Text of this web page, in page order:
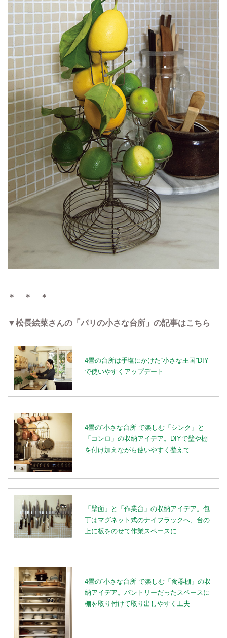
＊ ＊ ＊
▼松長絵菜さんの「パリの小さな台所」の記事はこちら
4畳の台所は手塩にかけた“小さな王国”DIY
で使いやすくアップデート
4畳の“小さな台所”で楽しむ「シンク」と
「コンロ」の収納アイデア。DIYで壁や棚
を付け加えながら使いやすく整えて
「壁面」と「作業台」の収納アイデア。包
丁はマグネット式のナイフラックへ、台の
上に板をのせて作業スペースに
4畳の“小さな台所”で楽しむ「食器棚」の収
納アイデア。パントリーだったスペースに
棚を取り付けて取り出しやすく工夫